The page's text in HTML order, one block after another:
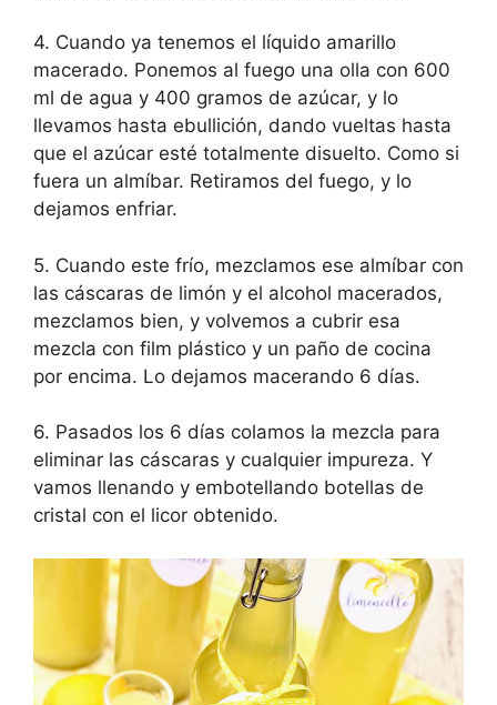
4. Cuando ya tenemos el líquido amarillo
macerado. Ponemos al fuego una olla con 600
ml de agua y 400 gramos de azúcar, y lo
llevamos hasta ebullición, dando vueltas hasta
que el azúcar esté totalmente disuelto. Como si
fuera un almíbar. Retiramos del fuego, y lo
dejamos enfriar.
5. Cuando este frío, mezclamos ese almíbar con
las cáscaras de limón y el alcohol macerados,
mezclamos bien, y volvemos a cubrir esa
mezcla con film plástico y un paño de cocina
por encima. Lo dejamos macerando 6 días.
6. Pasados los 6 días colamos la mezcla para
eliminar las cáscaras y cualquier impureza. Y
vamos llenando y embotellando botellas de
cristal con el licor obtenido.